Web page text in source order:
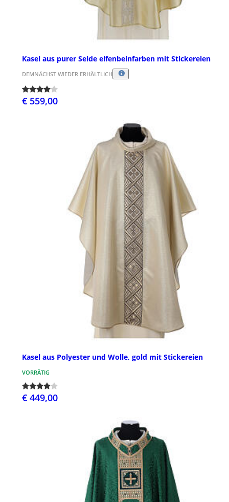
Kasel aus purer Seide elfenbeinfarben mit Stickereien
DEMNÄCHST WIEDER ERHÄLTLICH
€ 559,00
Kasel aus Polyester und Wolle, gold mit Stickereien
VORRÄTIG
€ 449,00